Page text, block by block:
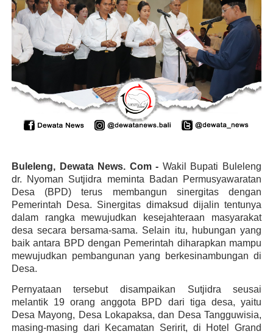
Buleleng, Dewata News. Com - Wakil Bupati Buleleng
dr. Nyoman Sutjidra meminta Badan Permusyawaratan
Desa (BPD) terus membangun sinergitas dengan
Pemerintah Desa. Sinergitas dimaksud dijalin tentunya
dalam rangka mewujudkan kesejahteraan masyarakat
desa secara bersama-sama. Selain itu, hubungan yang
baik antara BPD dengan Pemerintah diharapkan mampu
mewujudkan pembangunan yang berkesinambungan di
Desa.
Pernyataan tersebut disampaikan Sutjidra seusai
melantik 19 orang anggota BPD dari tiga desa, yaitu
Desa Mayong, Desa Lokapaksa, dan Desa Tangguwisia,
masing-masing dari Kecamatan Seririt, di Hotel Grand